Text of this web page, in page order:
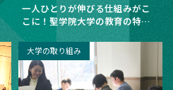
一人ひとりが伸びる仕組みがこ
こに！聖学院大学の教育の特長
とは？
大学の取り組み